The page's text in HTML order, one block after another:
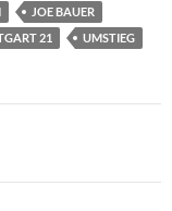
JOE BAUER
21 UMSTIEG